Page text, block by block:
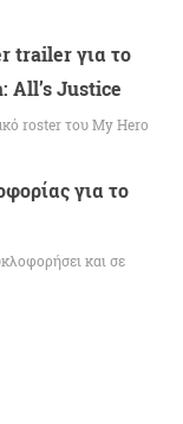
trailer για το
All’s Justice
roster του My Hero
για το
και σε